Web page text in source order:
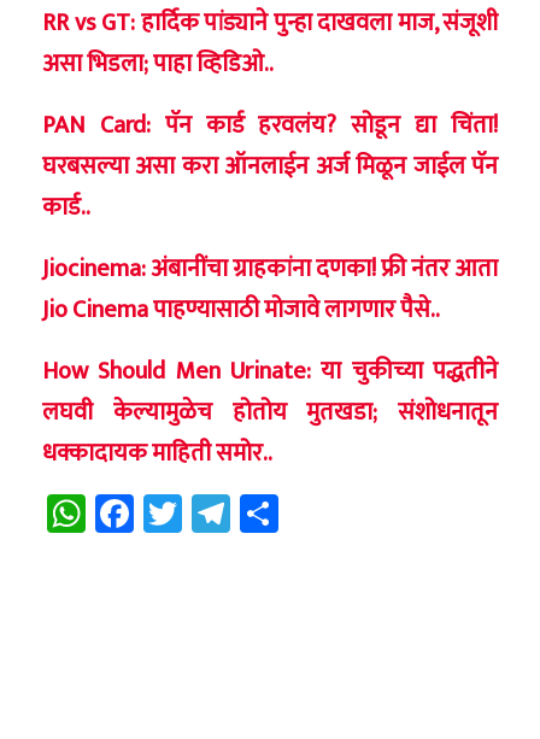
RR vs GT: हार्दिक पांड्याने पुन्हा दाखवला माज, संजूशी
असा भिडला; पाहा व्हिडिओ..
PAN Card: पॅन कार्ड हरवलंय? सोडून द्या चिंता!
घरबसल्या असा करा ऑनलाईन अर्ज मिळून जाईल पॅन
कार्ड..
Jiocinema: अंबानींचा ग्राहकांना दणका! फ्री नंतर आता
Jio Cinema पाहण्यासाठी मोजावे लागणार पैसे..
How Should Men Urinate: या चुकीच्या पद्धतीने
लघवी केल्यामुळेच होतोय मुतखडा; संशोधनातून
धक्कादायक माहिती समोर..
WhatsApp
Facebook
TwitterTelegram